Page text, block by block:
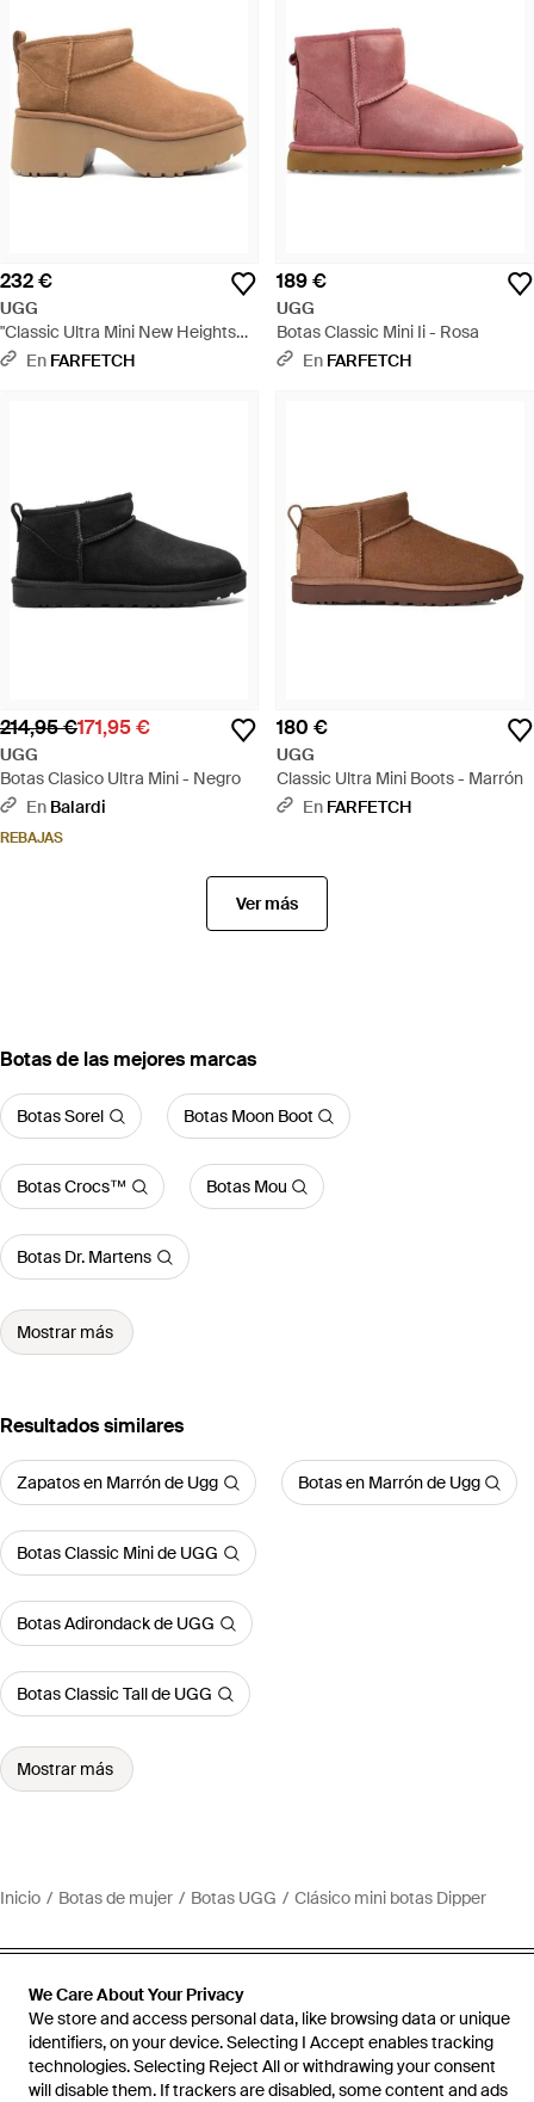
We Care About Your Privacy
We store and access personal data, like browsing data or unique
identifiers, on your device. Selecting I Accept enables tracking
technologies. Selecting Reject All or withdrawing your consent
will disable them. If trackers are disabled, some content and ads
232 €
UGG
"Classic Ultra Mini New Heights
Boots" - Marrón
En FARFETCH
189 €
UGG
Botas Classic Mini Ii - Rosa
En FARFETCH
214,95 €171,95 €
UGG
Botas Clasico Ultra Mini - Negro
En Balardi
REBAJAS
180 €
UGG
Classic Ultra Mini Boots - Marrón
En FARFETCH
Ver más
Botas de las mejores marcas
Botas Sorel Botas Moon Boot
Botas Crocs™ Botas Mou
Botas Dr. Martens
Mostrar más
Resultados similares
Zapatos en Marrón de Ugg Botas en Marrón de Ugg
Botas Classic Mini de UGG
Botas Adirondack de UGG
Botas Classic Tall de UGG
Mostrar más
Inicio Botas de mujer Botas UGG Clásico mini botas Dipper
Ayuda e información